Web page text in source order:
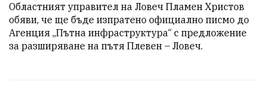
Областният управител на Ловеч Пламен Христов
обяви, че ще бъде изпратено официално писмо до
Агенция „Пътна инфраструктура“ с предложение
за разширяване на пътя Плевен – Ловеч.